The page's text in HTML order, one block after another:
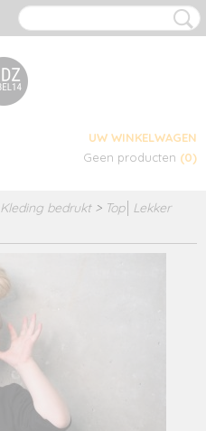
UW WINKELWAGEN
Geen producten (0)
Kleding bedrukt> Top│Lekker